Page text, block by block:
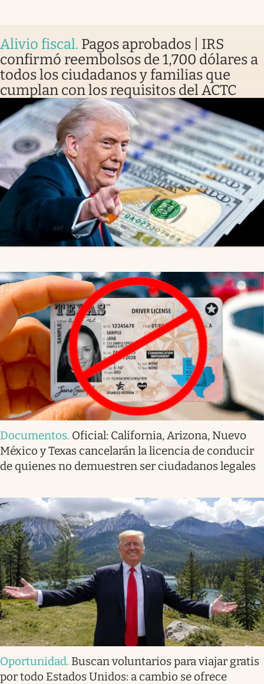
Alivio fiscal. Pagos aprobados | IRS
confirmó reembolsos de 1,700 dólares a
todos los ciudadanos y familias que
cumplan con los requisitos del ACTC
Documentos. Oficial: California, Arizona, Nuevo
México y Texas cancelarán la licencia de conducir
de quienes no demuestren ser ciudadanos legales
Oportunidad. Buscan voluntarios para viajar gratis
por todo Estados Unidos: a cambio se ofrece